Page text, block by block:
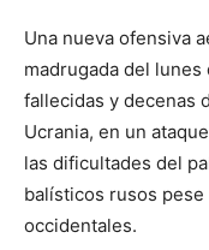
Una nueva ofensiva
madrugada del
fallecidas y decenas
Ucrania, en un
las dificultades del
balísticos rusos
occidentales.